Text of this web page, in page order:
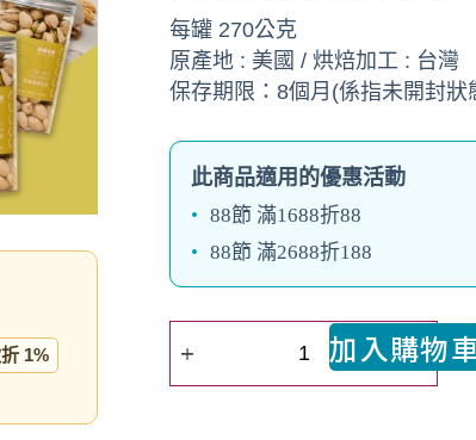
1%
每罐 270公克
原產地 : 美國 / 烘焙加工 : 台灣
保存期限：8個月(係指未開封狀
此商品適用的優惠活動
88節 滿1688折88
88節 滿2688折188
加入購物